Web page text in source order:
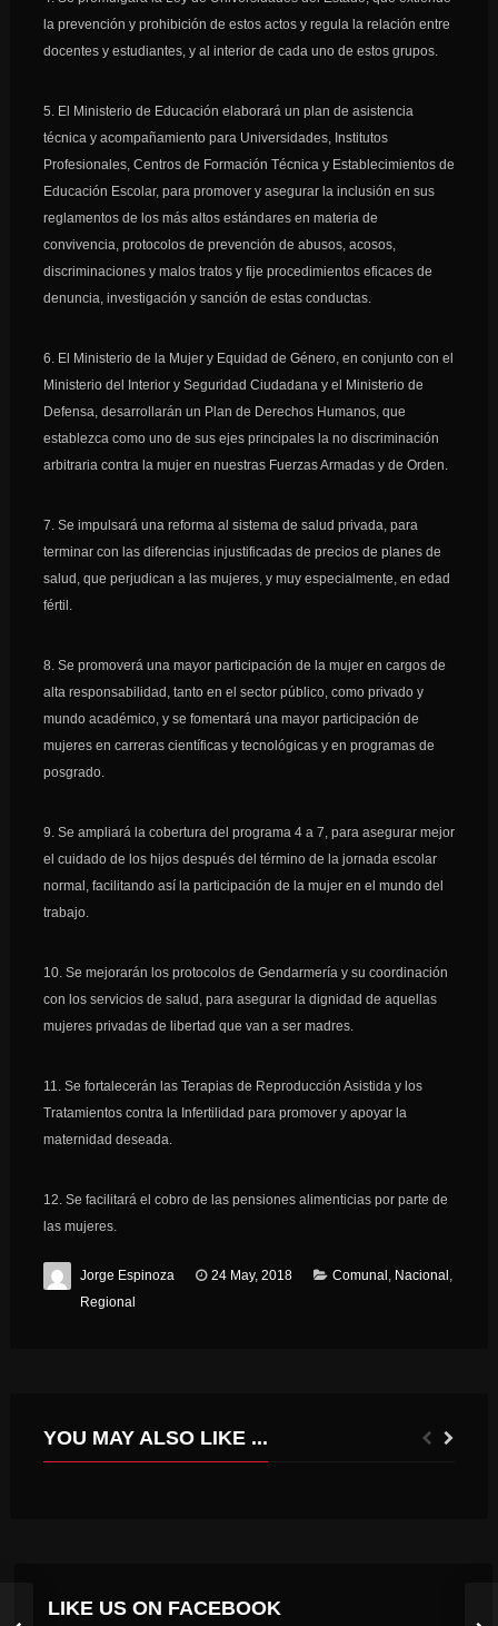
la prevención y prohibición de estos actos y regula la relación entre
docentes y estudiantes, y al interior de cada uno de estos grupos.
5. El Ministerio de Educación elaborará un plan de asistencia
técnica y acompañamiento para Universidades, Institutos
Profesionales, Centros de Formación Técnica y Establecimientos de
Educación Escolar, para promover y asegurar la inclusión en sus
reglamentos de los más altos estándares en materia de
convivencia, protocolos de prevención de abusos, acosos,
discriminaciones y malos tratos y fije procedimientos eficaces de
denuncia, investigación y sanción de estas conductas.
6. El Ministerio de la Mujer y Equidad de Género, en conjunto con el
Ministerio del Interior y Seguridad Ciudadana y el Ministerio de
Defensa, desarrollarán un Plan de Derechos Humanos, que
establezca como uno de sus ejes principales la no discriminación
arbitraria contra la mujer en nuestras Fuerzas Armadas y de Orden.
7. Se impulsará una reforma al sistema de salud privada, para
terminar con las diferencias injustificadas de precios de planes de
salud, que perjudican a las mujeres, y muy especialmente, en edad
fértil.
8. Se promoverá una mayor participación de la mujer en cargos de
alta responsabilidad, tanto en el sector público, como privado y
mundo académico, y se fomentará una mayor participación de
mujeres en carreras científicas y tecnológicas y en programas de
posgrado.
9. Se ampliará la cobertura del programa 4 a 7, para asegurar mejor
el cuidado de los hijos después del término de la jornada escolar
normal, facilitando así la participación de la mujer en el mundo del
trabajo.
10. Se mejorarán los protocolos de Gendarmería y su coordinación
con los servicios de salud, para asegurar la dignidad de aquellas
mujeres privadas de libertad que van a ser madres.
11. Se fortalecerán las Terapias de Reproducción Asistida y los
Tratamientos contra la Infertilidad para promover y apoyar la
maternidad deseada.
12. Se facilitará el cobro de las pensiones alimenticias por parte de
las mujeres.
Jorge Espinoza 24 May, 2018 Comunal , Nacional ,
Regional
YOU MAY ALSO LIKE ...
LIKE US ON FACEBOOK